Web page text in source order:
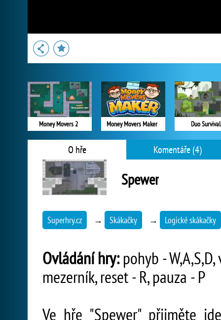
Money Movers 2 Money Movers Maker Duo Survival
O hře Komentáře (4)
Spewer
Superhry.cz → Skákačky → Logické skákačky
Ovládání hry:pohyb -
mezerník, reset - R, pauza - P
Ve hře "Spewer" přijměte